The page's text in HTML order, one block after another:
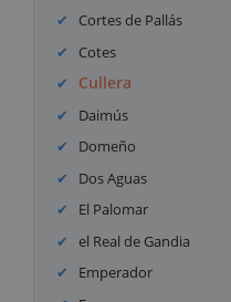
Cortes de Pallás
Cotes
Cullera
Daimús
Domeño
Dos Aguas
El Palomar
el Real de Gandia
Emperador